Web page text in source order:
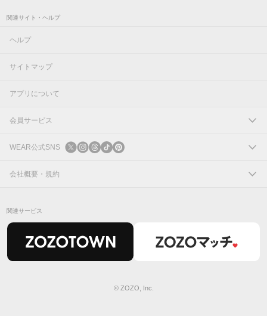
関連サイト・ヘルプ
ヘルプ
サイトマップ
アプリについて
会員サービス
ログイン
新規会員登録
WEAR公式SNS
X
会社概要・規約
関連サービス
© ZOZO, Inc.